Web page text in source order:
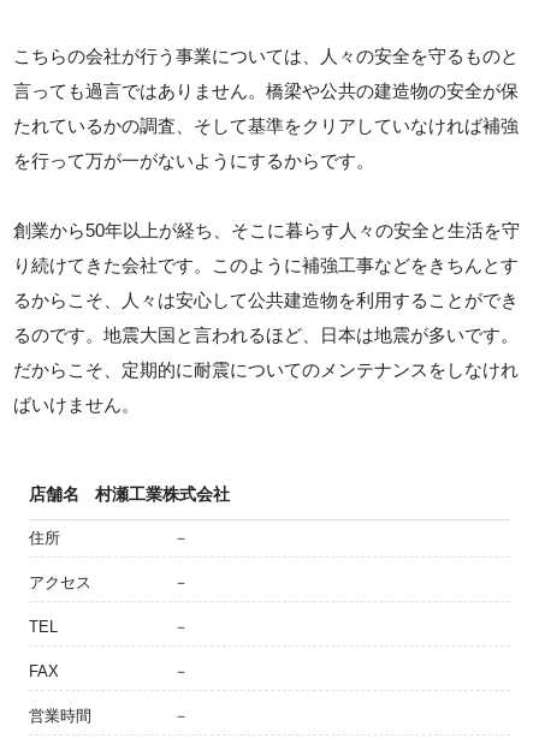
こちらの会社が行う事業については、人々の安全を守るものと
言っても過言ではありません。橋梁や公共の建造物の安全が保
たれているかの調査、そして基準をクリアしていなければ補強
を行って万が一がないようにするからです。
創業から50年以上が経ち、そこに暮らす人々の安全と生活を守
り続けてきた会社です。このように補強工事などをきちんとす
るからこそ、人々は安心して公共建造物を利用することができ
るのです。地震大国と言われるほど、日本は地震が多いです。
だからこそ、定期的に耐震についてのメンテナンスをしなけれ
ばいけません。
店舗名 村瀬工業株式会社
住所 －
アクセス －
TEL －
FAX －
営業時間 －